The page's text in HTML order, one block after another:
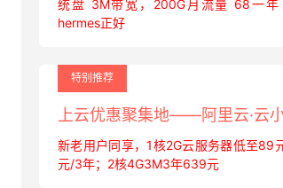
统盘 3M带宽，200G月流量 68一年
hermes正好
特别推荐
上云优惠聚集地——阿里云·云
新老用户同享，1核2G云服务器低至89
元/3年；2核4G3M3年639元